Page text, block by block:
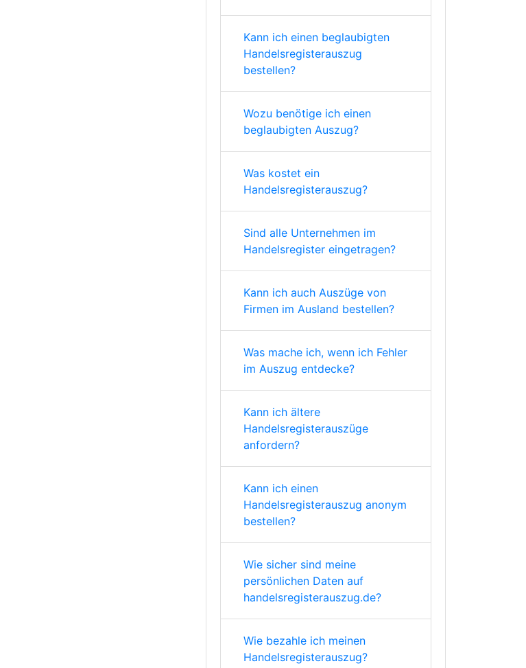
Kann ich einen beglaubigten
Handelsregisterauszug
bestellen?
Wozu benötige ich einen
beglaubigten Auszug?
Was kostet ein
Handelsregisterauszug?
Sind alle Unternehmen im
Handelsregister eingetragen?
Kann ich auch Auszüge von
Firmen im Ausland bestellen?
Was mache ich, wenn ich Fehler
im Auszug entdecke?
Kann ich ältere
Handelsregisterauszüge
anfordern?
Kann ich einen
Handelsregisterauszug anonym
bestellen?
Wie sicher sind meine
persönlichen Daten auf
handelsregisterauszug.de?
Wie bezahle ich meinen
Handelsregisterauszug?